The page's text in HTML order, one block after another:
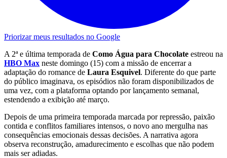
Priorizar meus resultados no Google
A 2ª e última temporada de Como Água para Chocolate estreou na
HBO Max neste domingo (15) com a missão de encerrar a
adaptação do romance de Laura Esquivel. Diferente do que parte
do público imaginava, os episódios não foram disponibilizados de
uma vez, com a plataforma optando por lançamento semanal,
estendendo a exibição até março.
Depois de uma primeira temporada marcada por repressão, paixão
contida e conflitos familiares intensos, o novo ano mergulha nas
consequências emocionais dessas decisões. A narrativa agora
observa reconstrução, amadurecimento e escolhas que não podem
mais ser adiadas.